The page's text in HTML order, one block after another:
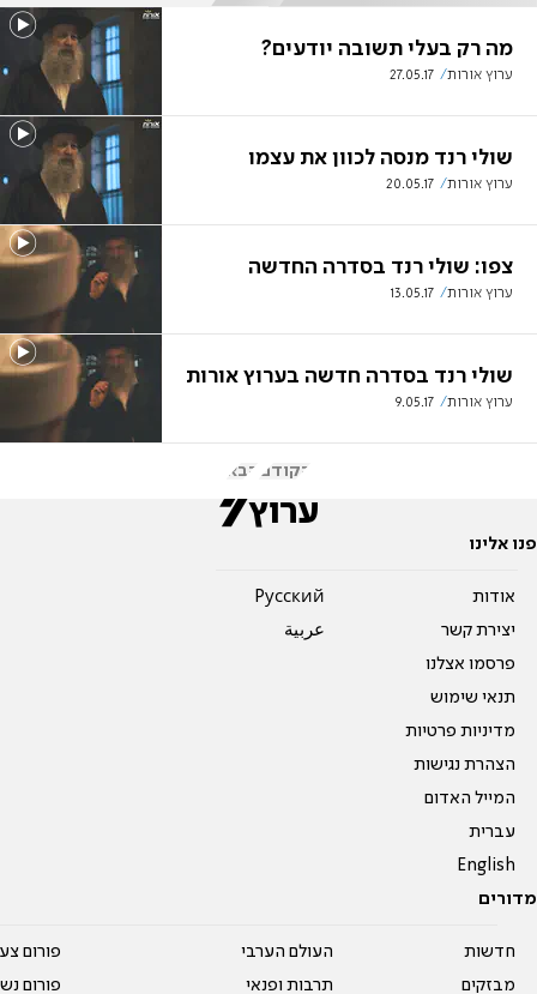
מה רק בעלי תשובה יודעים?
ערוץ אורות 27.05.17
שולי רנד מנסה לכוון את עצמו
ערוץ אורות 20.05.17
צפו: שולי רנד בסדרה החדשה
ערוץ אורות 13.05.17
שולי רנד בסדרה חדשה בערוץ אורות
ערוץ אורות 9.05.17
הקודם הבא
פנו אלינו
אודות
יצירת קשר
פרסמו אצלנו
תנאי שימוש
מדיניות פרטיות
הצהרת נגישות
המייל האדום
עברית
English
Pусский
عربية
מדורים
חדשות
מבזקים
העולם הערבי
תרבות ופנאי
פורום
פורום